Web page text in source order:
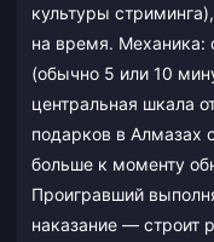
культуры
на время. Механика:
(обычно 5 или 10
центральная шкала
подарков в Алмазах
больше к моменту
Проигравший
наказание — строит